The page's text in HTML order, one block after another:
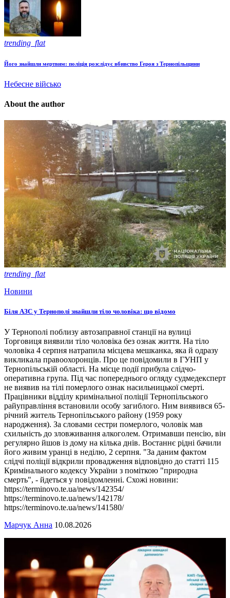
trending_flat
Його знайшли мертвим: поліція розслідує вбивство Героя з Тернопільщини
Небесне військо
About the author
trending_flat
Новини
Біля АЗС у Тернополі знайшли тіло чоловіка: що відомо
У Тернополі поблизу автозаправної станції на вулиці
Торговиця виявили тіло чоловіка без ознак життя. На тіло
чоловіка 4 серпня натрапила місцева мешканка, яка й одразу
викликала правоохоронців. Про це повідомили в ГУНП у
Тернопільській області. На місце події прибула слідчо-
оперативна група. Під час попереднього огляду судмедексперт
не виявив на тілі померлого ознак насильницької смерті.
Працівники відділу кримінальної поліції Тернопільського
райуправління встановили особу загиблого. Ним виявився 65-
річний житель Тернопільського району (1959 року
народження). За словами сестри померлого, чоловік мав
схильність до зловживання алкоголем. Отримавши пенсію, він
регулярно йшов із дому на кілька днів. Востаннє рідні бачили
його живим уранці в неділю, 2 серпня. "За даним фактом
слідчі поліції відкрили провадження відповідно до статті 115
Кримінального кодексу України з поміткою "природна
смерть", - йдеться у повідомленні. Схожі новини:
https://terminovo.te.ua/news/142354/
https://terminovo.te.ua/news/142178/
https://terminovo.te.ua/news/141580/
Марчук Анна 10.08.2026